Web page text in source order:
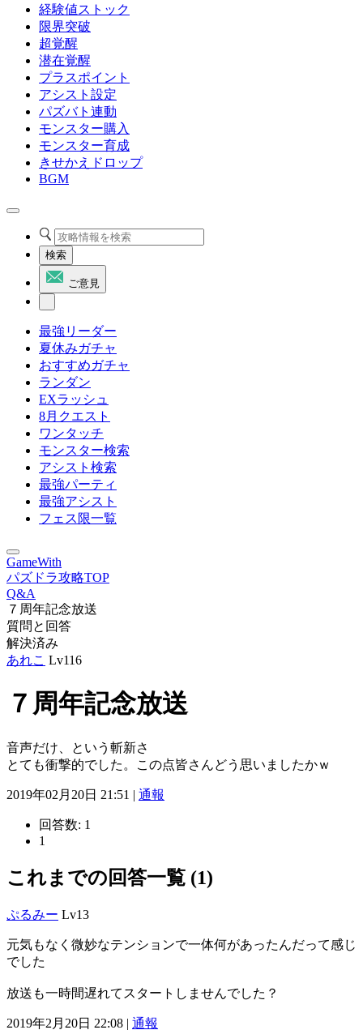
経験値ストック
限界突破
超覚醒
潜在覚醒
プラスポイント
アシスト設定
パズバト連動
モンスター購入
モンスター育成
きせかえドロップ
BGM
検索
ご意見
最強リーダー
夏休みガチャ
おすすめガチャ
ランダン
EXラッシュ
8月クエスト
ワンタッチ
モンスター検索
アシスト検索
最強パーティ
最強アシスト
フェス限一覧
GameWith
パズドラ攻略TOP
Q&A
７周年記念放送
質問と回答
解決済み
あれこ Lv116
７周年記念放送
音声だけ、という斬新さ
とても衝撃的でした。この点皆さんどう思いましたかｗ
2019年02月20日 21:51 | 通報
回答数: 1
1
これまでの回答一覧 (1)
ぷるみー Lv13
元気もなく微妙なテンションで一体何があったんだって感じ
でした
放送も一時間遅れてスタートしませんでした？
2019年2月20日 22:08 | 通報